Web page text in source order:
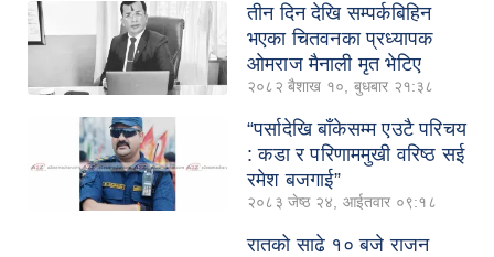
तीन दिन देखि सम्पर्कबिहिन
भएका चितवनका प्रध्यापक
ओमराज मैनाली मृत भेटिए
२०८२ बैशाख १०, बुधबार २१:३८
“पर्सादेखि बाँकेसम्म एउटै परिचय
: कडा र परिणाममुखी वरिष्ठ सई
रमेश बजगाई”
२०८३ जेष्ठ २४, आईतवार ०९:१८
रातको साढे १० बजे राजन